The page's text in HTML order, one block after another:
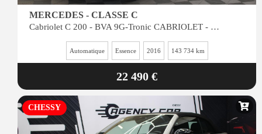
MERCEDES - CLASSE C
Cabriolet C 200 - BVA 9G-Tronic CABRIOLET - BM 205 Sportline - BVA PHASE 1
Automatique Essence 2016 143 734 km
22 490 €
CHESSY